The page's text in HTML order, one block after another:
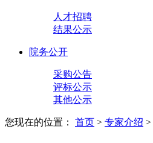
人才招聘
结果公示
院务公开
采购公告
评标公示
其他公示
您现在的位置： 首页 > 专家介绍 >